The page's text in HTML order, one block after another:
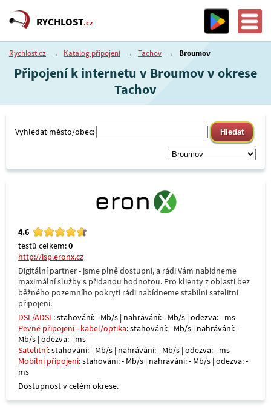
RYCHLOST.cz
Rychlost.cz → Katalog připojení → Tachov → Broumov
Připojení k internetu v Broumov v okrese
Tachov
Vyhledat město/obec:
4.6
testů celkem:0
http://isp.eronx.cz
Digitální partner - jsme plně dostupní, a rádi Vám nabídneme
maximální služby s přidanou hodnotou. Pro klienty z oblastí bez
běžného pozemního pokrytí rádi nabídneme stabilní satelitní
připojení.
DSL/ADSL: stahování: - Mb/s | nahrávání: - Mb/s | odezva: - ms
Pevné připojení - kabel/optika: stahování: - Mb/s | nahrávání: -
Mb/s | odezva: - ms
Satelitní: stahování: - Mb/s | nahrávání: - Mb/s | odezva: - ms
Mobilní připojení: stahování: - Mb/s | nahrávání: - Mb/s | odezva: -
ms
Dostupnost v celém okrese.